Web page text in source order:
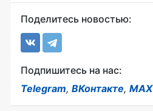
Поделитесь новостью:
Подпишитесь на нас:
Telegram, ВКонтакте, MAX